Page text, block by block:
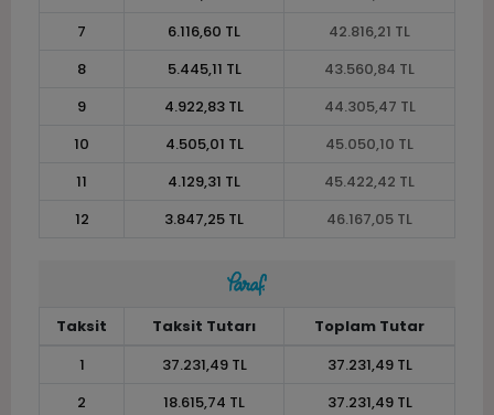
7
6.116,60 TL
42.816,21 TL
8
5.445,11 TL
43.560,84 TL
9
4.922,83 TL
44.305,47 TL
10
4.505,01 TL
45.050,10 TL
11
4.129,31 TL
45.422,42 TL
12
3.847,25 TL 46.167,05 TL
Taksit Taksit Tutarı
Toplam Tutar
1
37.231,49 TL
37.231,49 TL
2
18.615,74 TL
37.231,49 TL